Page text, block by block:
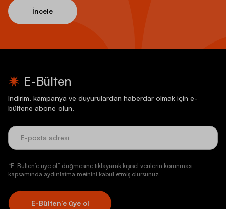
İncele
E-Bülten
İndirim, kampanya ve duyurulardan haberdar olmak için e-
bültene abone olun.
“E-Bülten’e üye ol” düğmesine tıklayarak kişisel verilerin korunması
kapsamında aydınlatma metnini kabul etmiş olursunuz.
E-Bülten’e üye ol